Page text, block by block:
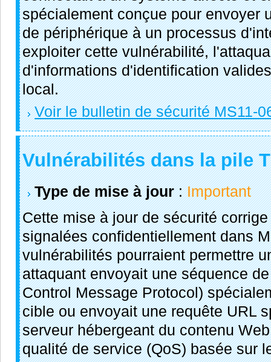
spécialement conçue pour envoyer
de périphérique à un processus
exploiter cette vulnérabilité,
d'informations d'identification
local.
Voir le bulletin de sécurité MS11-
Vulnérabilités dans la pile
Type de mise à jour:Important
Cette mise à jour de sécurité
signalées confidentiellement dans
vulnérabilités pourraient permettre
attaquant envoyait une séquence
Control Message Protocol)
cible ou envoyait une requête URL
serveur hébergeant du contenu
qualité de service (QoS) basée sur